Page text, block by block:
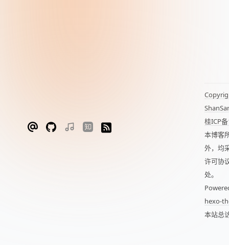
桂ICP
本博客
外，均
许可协
处。
hexo-
本站总